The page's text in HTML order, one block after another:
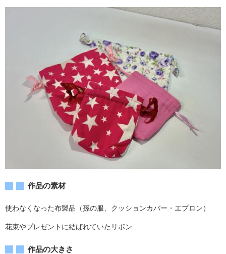
作品の素材
使わなくなった布製品（孫の服、クッションカバー・エプロン）
花束やプレゼントに結ばれていたリボン
作品の大きさ